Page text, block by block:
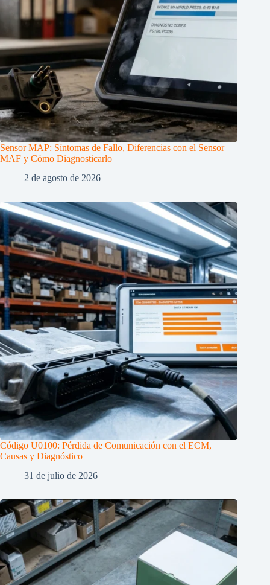
Sensor MAP: Síntomas de Fallo, Diferencias con el Sensor
MAF y Cómo Diagnosticarlo
2 de agosto de 2026
Código U0100: Pérdida de Comunicación con el ECM,
Causas y Diagnóstico
31 de julio de 2026